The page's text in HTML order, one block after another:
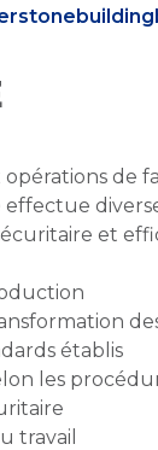
de
et
établis
les
travail